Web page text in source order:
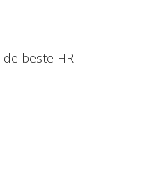
de beste HR